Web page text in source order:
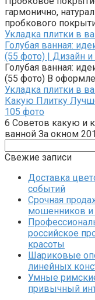
гармонично,
пробкового
Укладка плитки в
Голубая ванная:
(55 фото) | Дизайн
Голубая ванная:
(55 фото) В
Укладка плитки в
Какую Плитку
105 фото
6 Советов какую и
ванной За окном
Свежие записи
Доставка
событий
Срочная
мошенников и
российское
красоты
Шариковые
линейных
Умные
привычный